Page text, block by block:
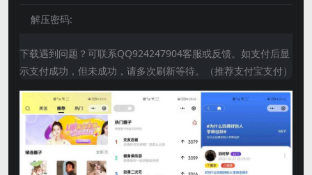
解压密码:
下载遇到问题？可联系QQ924247904客服或反馈。如支付后显
示支付成功，但未成功，请多次刷新等待。（推荐支付宝支付）